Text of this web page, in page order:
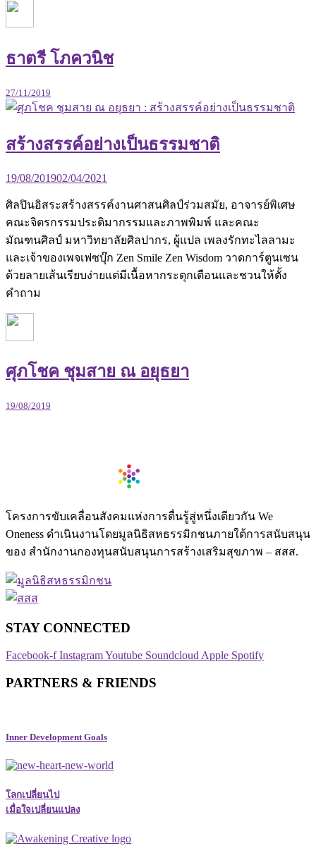
ธาตรี โภควนิช
27/11/2019
สร้างสรรค์อย่างเป็นธรรมชาติ
19/08/201902/04/2021
ศิลปินอิสระสร้างสรรค์งานศาสนศิลป์ร่วมสมัย, อาจารย์พิเศษ
คณะจิตรกรรมประติมากรรมและภาพพิมพ์ และคณะ
มัณฑนศิลป์ มหาวิทยาลัยศิลปากร, ผู้แปล เพลงรักทะไลลามะ
และเจ้าของเพจเฟซบุ๊ก Zen Smile Zen Wisdom วาดการ์ตูนเซน
ด้วยลายเส้นเรียบง่ายแต่มีเนื้อหากระตุกเตือนและชวนให้ตั้ง
คำถาม
ศุภโชค ชุมสาย ณ อยุธยา
19/08/2019
โครงการขับเคลื่อนสังคมแห่งการตื่นรู้สู่หนึ่งเดียวกัน We
Oneness ดำเนินงานโดยมูลนิธิสหธรรมิกชนภายใต้การสนับสนุน
ของ สำนักงานกองทุนสนับสนุนการสร้างเสริมสุขภาพ – สสส.
STAY CONNECTED​
Facebook-f InstagramYoutube Soundcloud Apple Spotify
PARTNERS & FRIENDS
Inner Development Goals
โลกเปลี่ยนไป
เมื่อใจเปลี่ยนแปลง